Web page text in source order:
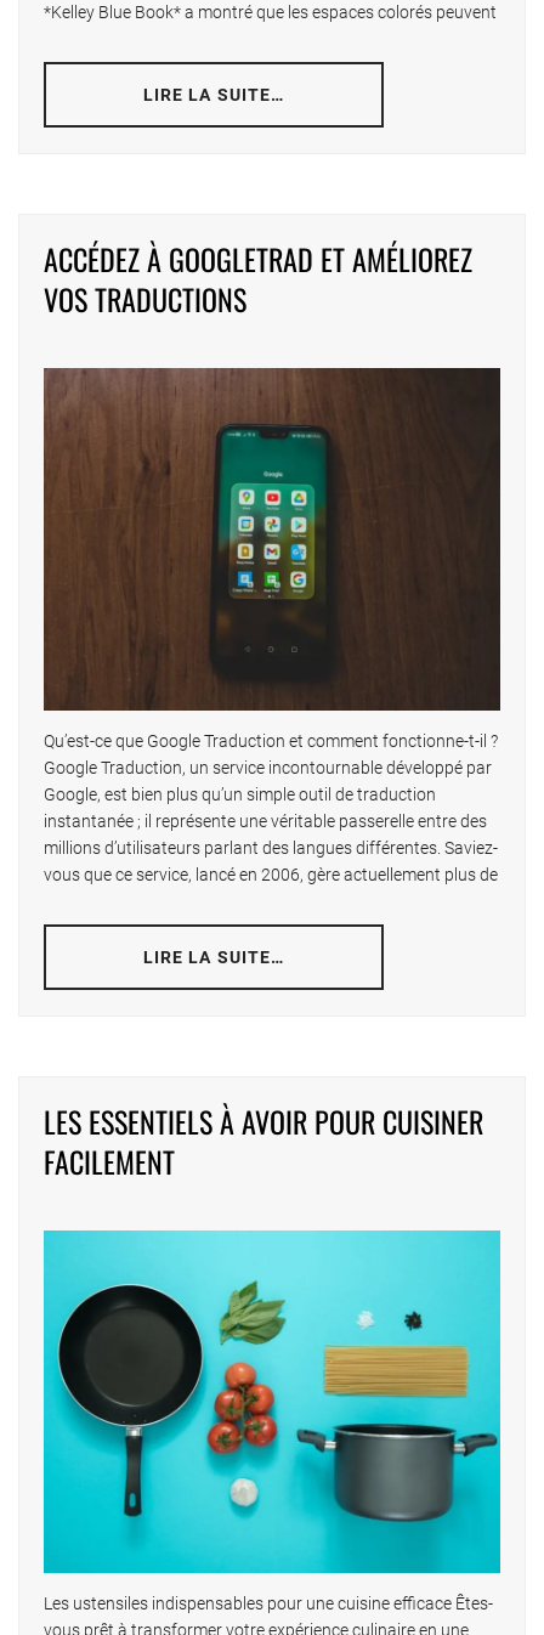
*Kelley Blue Book* a montré que les espaces colorés peuvent
LIRE LA SUITE…
ACCÉDEZ À GOOGLETRAD ET AMÉLIOREZ
VOS TRADUCTIONS
Qu’est-ce que Google Traduction et comment fonctionne-t-il ?
Google Traduction, un service incontournable développé par
Google, est bien plus qu’un simple outil de traduction
instantanée ; il représente une véritable passerelle entre des
millions d’utilisateurs parlant des langues différentes. Saviez-
vous que ce service, lancé en 2006, gère actuellement plus de
LIRE LA SUITE…
LES ESSENTIELS À AVOIR POUR CUISINER
FACILEMENT
Les ustensiles indispensables pour une cuisine efficace Êtes-
vous prêt à transformer votre expérience culinaire en une